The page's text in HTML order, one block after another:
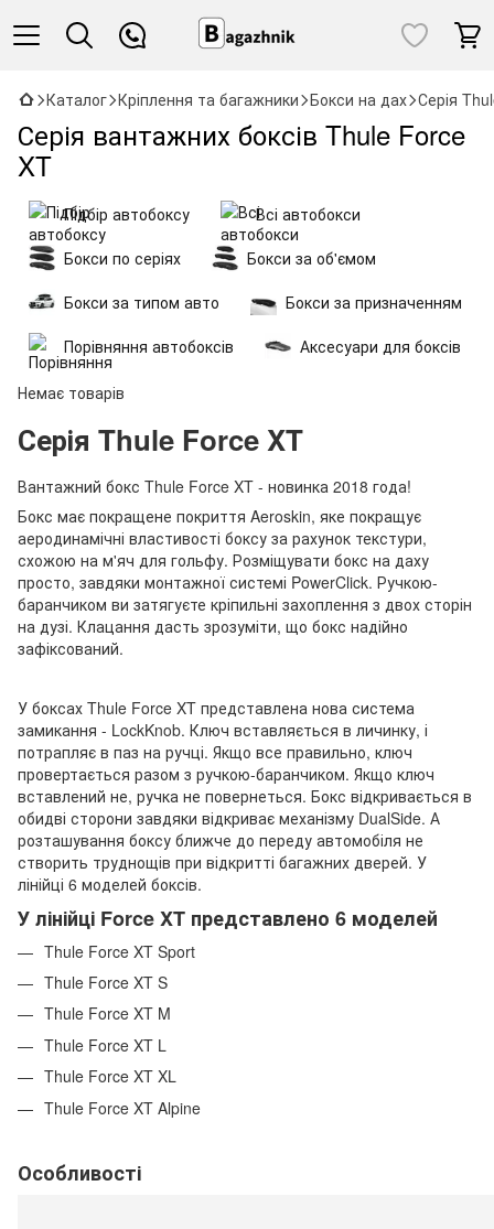
Каталог Кріплення та багажники Бокси на дах Серія
Серія вантажних боксів Thule Force
XT
Підбір автобоксу
Всі автобокси
Бокси по серіях
Бокси за об'ємом
Бокси за типом авто
Бокси за призначенням
Порівняння автобоксів
Аксесуари для боксів
Немає товарів
Серія Thule Force XT
Вантажний бокс Thule Force XT - новинка 2018 года!
Бокс має покращене покриття Aeroskin, яке покращує
аеродинамічні властивості боксу за рахунок текстури,
схожою на м'яч для гольфу. Розміщувати бокс на даху
просто, завдяки монтажної системі PowerClick. Ручкою-
баранчиком ви затягуєте кріпильні захоплення з двох сторін
на дузі. Клацання дасть зрозуміти, що бокс надійно
зафіксований.
У боксах Thule Force XT представлена ​​нова система
замикання - LockKnob. Ключ вставляється в личинку, і
потрапляє в паз на ручці. Якщо все правильно, ключ
провертається разом з ручкою-баранчиком. Якщо ключ
вставлений не, ручка не повернеться. Бокс відкривається в
обидві сторони завдяки відкриває механізму DualSide. А
розташування боксу ближче до переду автомобіля не
створить труднощів при відкритті багажних дверей. У
лінійці 6 моделей боксів.
У лінійці Force XT представлено 6 моделей
Thule Force XT Sport
Thule Force XT S
Thule Force XT M
Thule Force XT L
Thule Force XT XL
Thule Force XT Alpine
Особливості